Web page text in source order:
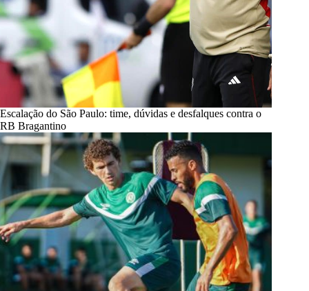
Escalação do São Paulo: time, dúvidas e desfalques contra o
RB Bragantino